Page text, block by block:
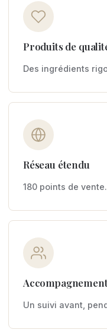
Produits de
Des ingrédients
Réseau étendu
180 points de vente.
Un suivi avant,